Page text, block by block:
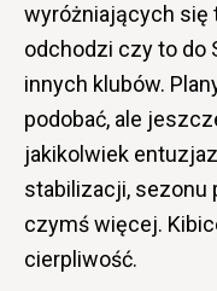
wyróżniających się
odchodzi czy to do
innych klubów.
podobać, ale
jakikolwiek
stabilizacji, sezonu
czymś więcej.
cierpliwość.